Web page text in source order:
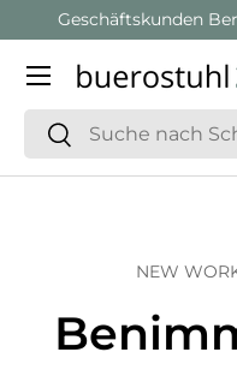
Direkt zum Inhalt
Geschäftskunden
Suchen
Suchen
Menü
NEW